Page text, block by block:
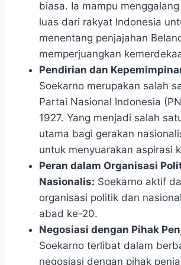
biasa. Ia mampu
luas dari rakyat Indonesia
menentang penjajahan
memperjuangkan
Pendirian dan
Soekarno merupakan salah
Partai Nasional Indonesia
1927. Yang menjadi salah
utama bagi gerakan
untuk menyuarakan aspirasi
Peran dalam Organisasi
Nasionalis: Soekarno aktif
organisasi politik dan
abad ke-20.
Negosiasi dengan Pihak
Soekarno terlibat dalam
negosiasi dengan pihak